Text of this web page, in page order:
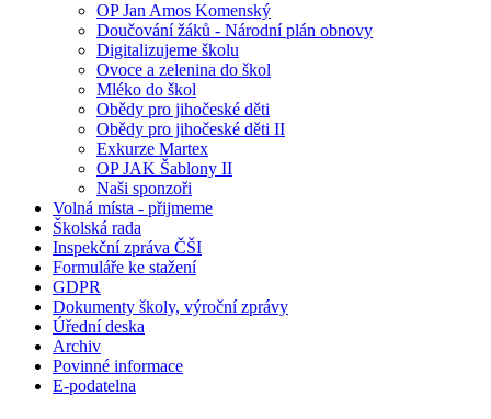
OP Jan Amos Komenský
Doučování žáků - Národní plán obnovy
Digitalizujeme školu
Ovoce a zelenina do škol
Mléko do škol
Obědy pro jihočeské děti
Obědy pro jihočeské děti II
Exkurze Martex
OP JAK Šablony II
Naši sponzoři
Volná místa - přijmeme
Školská rada
Inspekční zpráva ČŠI
Formuláře ke stažení
GDPR
Dokumenty školy, výroční zprávy
Úřední deska
Archiv
Povinné informace
E-podatelna